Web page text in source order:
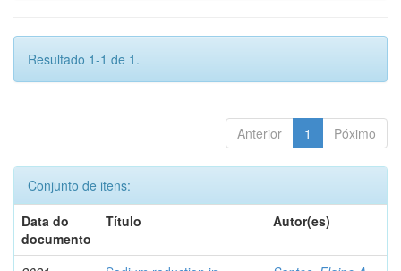
Resultado 1-1 de 1.
Anterior 1 Póximo
Conjunto de itens:
Data do
documento
Título Autor(es)